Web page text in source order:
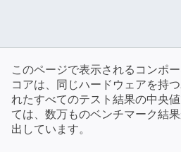
このページで表示されるコンポ
コアは、同じハードウェアを持
れたすべてのテスト結果の中央
ては、数万ものベンチマーク結
出しています。